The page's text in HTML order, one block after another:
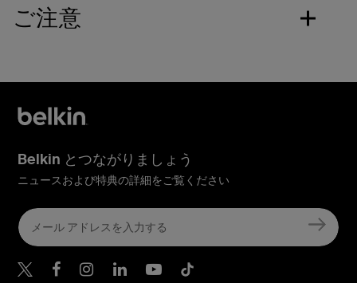
ご注意
Belkin とつながりましょう
ニュースおよび特典の詳細をご覧ください
Belkin Twitter
Belkin Facebook
Belkin Instagram
Belkin LinkedIn
Belkin Youtube
Belkin TikTok